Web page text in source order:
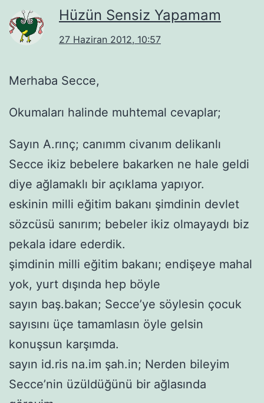
Hüzün Sensiz Yapamam
27 Haziran 2012, 10:57
Merhaba Secce,
Okumaları halinde muhtemal cevaplar;
Sayın A.rınç; canımm civanım delikanlı
Secce ikiz bebelere bakarken ne hale geldi
diye ağlamaklı bir açıklama yapıyor.
eskinin milli eğitim bakanı şimdinin devlet
sözcüsü sanırım; bebeler ikiz olmayaydı biz
pekala idare ederdik.
şimdinin milli eğitim bakanı; endişeye mahal
yok, yurt dışında hep böyle
sayın baş.bakan; Secce’ye söylesin çocuk
sayısını üçe tamamlasın öyle gelsin
konuşsun karşımda.
sayın id.ris na.im şah.in; Nerden bileyim
Secce’nin üzüldüğünü bir ağlasında